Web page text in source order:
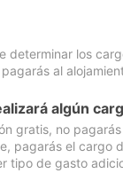
determinar los
al
algún
gratis, no
pagarás el cargo
tipo de gasto